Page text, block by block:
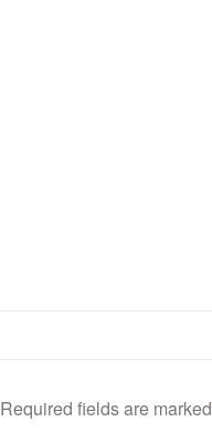
Required fields are marked